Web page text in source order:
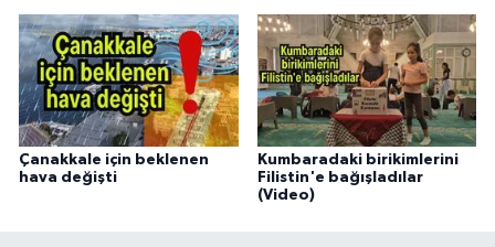
Çanakkale için beklenen
hava değişti
Kumbaradaki birikimlerini
Filistin'e bağışladılar
(Video)